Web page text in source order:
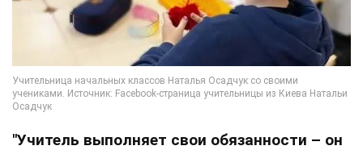
"Учитель выполняет свои обязанности – он